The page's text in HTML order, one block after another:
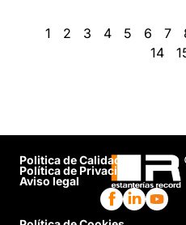
1 2 3 4 5 6 7
14
Politica de Calidad
Política de Privacidad
Aviso legal